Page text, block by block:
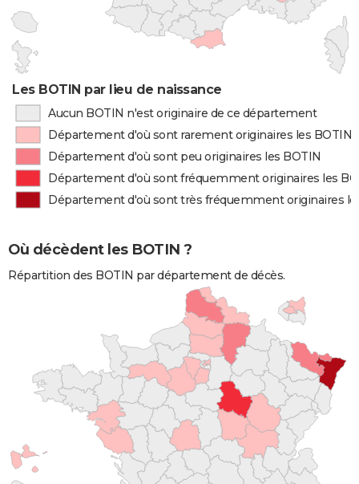
Les BOTIN par lieu de naissance
Aucun BOTIN n'est originaire de ce département
Département d'où sont rarement originaires les BOTIN
Département d'où sont peu originaires les BOTIN
Département d'où sont fréquemment originaires les
Département d'où sont très fréquemment originaires
Où décèdent les BOTIN ?
Répartition des BOTIN par département de décès.